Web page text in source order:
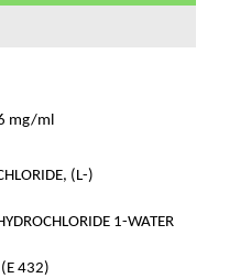
mg/ml
(L-)
1-WATER
(E 432)